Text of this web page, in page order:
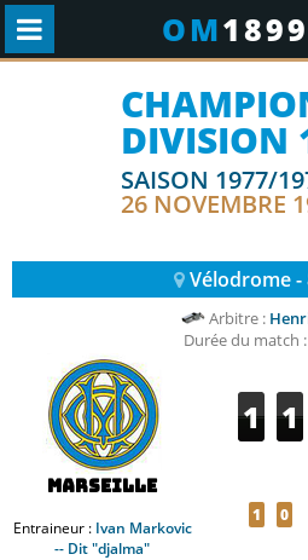
OM1899
DIVISION
SAISON 1977/
26 NOVEMBRE
Vélodrome -
Arbitre :
Durée du match :
Marseille
Entraineur : Ivan Markovic
-- Dit "djalma"
1 1
1 0